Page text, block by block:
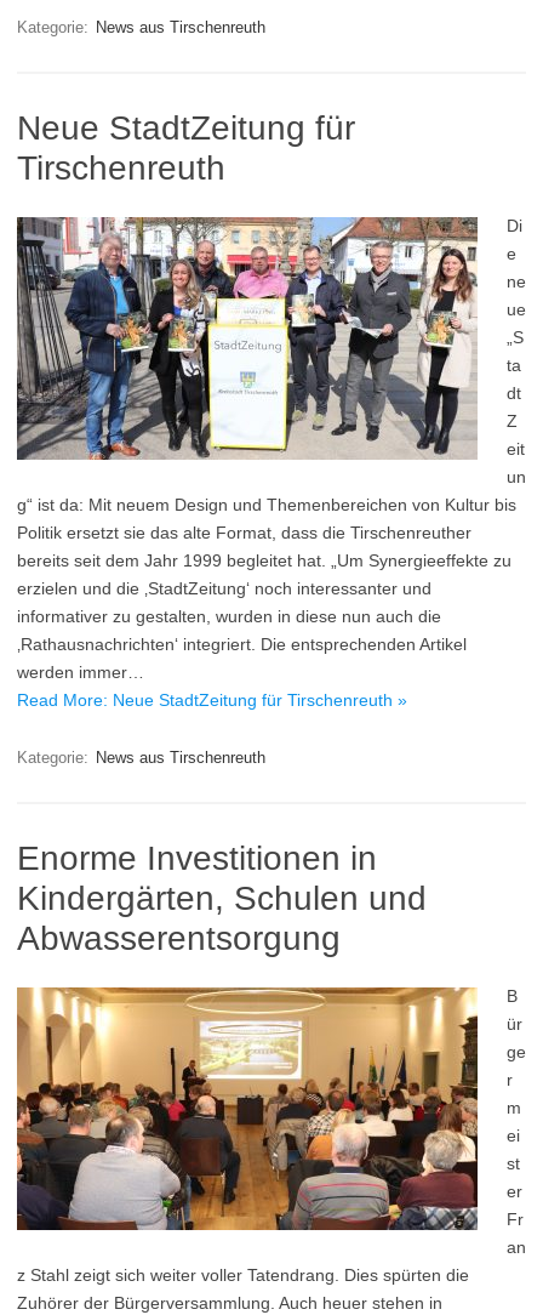
Kategorie: News aus Tirschenreuth
Neue StadtZeitung für
Tirschenreuth
Di
e
ne
ue
„S
ta
dt
Z
eit
un
g“ ist da: Mit neuem Design und Themenbereichen von Kultur bis
Politik ersetzt sie das alte Format, dass die Tirschenreuther
bereits seit dem Jahr 1999 begleitet hat. „Um Synergieeffekte zu
erzielen und die ‚StadtZeitung‘ noch interessanter und
informativer zu gestalten, wurden in diese nun auch die
‚Rathausnachrichten‘ integriert. Die entsprechenden Artikel
werden immer…
Read More: Neue StadtZeitung für Tirschenreuth »
Kategorie: News aus Tirschenreuth
Enorme Investitionen in
Kindergärten, Schulen und
Abwasserentsorgung
B
ür
ge
r
m
ei
st
er
Fr
an
z Stahl zeigt sich weiter voller Tatendrang. Dies spürten die
Zuhörer der Bürgerversammlung. Auch heuer stehen in